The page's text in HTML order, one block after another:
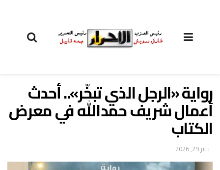
رواية «الرجل الذي تبخّر».. أحدث
أعمال شريف حمدالله في معرض
الكتاب
يناير 29, 2026